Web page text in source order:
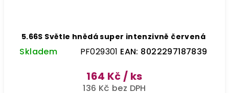
5.66S Světle hnědá super intenzivně červená
Skladem PF029301 EAN: 8022297187839
164 Kč / ks
136 Kč bez DPH